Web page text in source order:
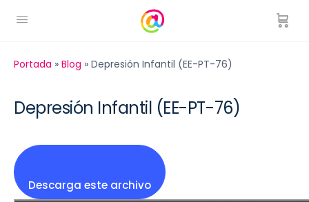
Portada » Blog » Depresión Infantil (EE-PT-76)
Depresión Infantil (EE-PT-76)
Descarga este archivo